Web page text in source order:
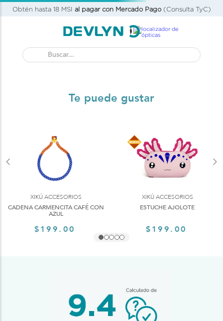
Obtén hasta 18 MSI al pagar con Mercado Pago(Consulta TyC)
Buscar...
Te puede gustar
XIKÚ ACCESORIOS
CADENA CARMENCITA CAFÉ CON
AZUL
$199.00
XIKÚ ACCESORIOS
ESTUCHE AJOLOTE
$199.00